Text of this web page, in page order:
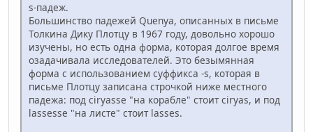
s-падеж.
Большинство падежей Quenya, описанных в письме
Толкина Дику Плотцу в 1967 году, довольно хорошо
изучены, но есть одна форма, которая долгое время
озадачивала исследователей. Это безымянная
форма с использованием суффикса -s, которая в
письме Плотцу записана строчкой ниже местного
падежа: под ciryasse "на корабле" стоит ciryas, и под
lassesse "на листе" стоит lasses.